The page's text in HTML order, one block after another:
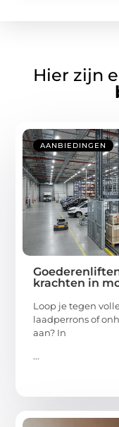
Hier zijn
AANBIEDINGEN
krachten in
Loop je tegen
laadperrons of
aan? In
...